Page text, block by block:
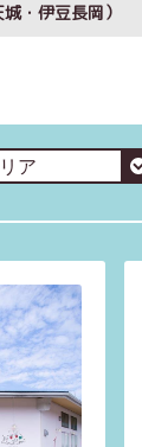
・伊豆長岡）